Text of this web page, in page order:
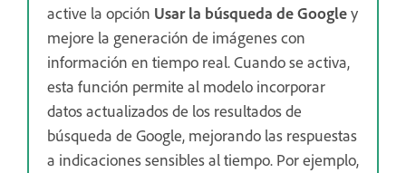
active la opción Usar la búsqueda de Googley
mejore la generación de imágenes con
información en tiempo real. Cuando se activa,
esta función permite al modelo incorporar
datos actualizados de los resultados de
búsqueda de Google, mejorando las respuestas
a indicaciones sensibles al tiempo. Por ejemplo,